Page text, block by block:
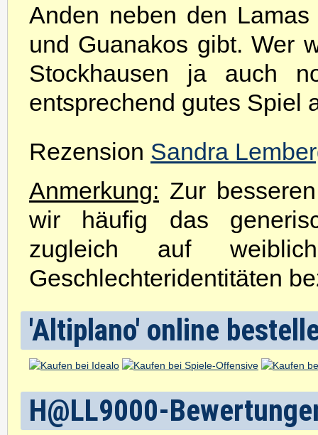
Anden neben den
und Guanakos gibt. Wer
Stockhausen ja auch
entsprechend gutes Spiel
Rezension Sandra
Anmerkung: Zur
wir häufig das
zugleich auf
Geschlechteridentitäten
'Altiplano' online
H@LL9000-